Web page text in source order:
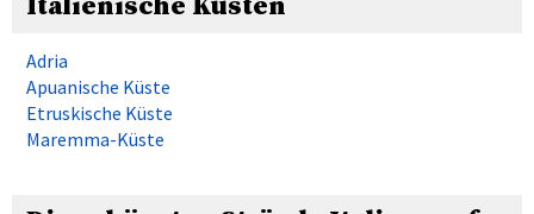
Italienische Küsten
Adria
Apuanische Küste
Etruskische Küste
Maremma-Küste